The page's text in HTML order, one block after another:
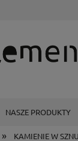
NASZE PRODUKTY
» KAMIENIE W